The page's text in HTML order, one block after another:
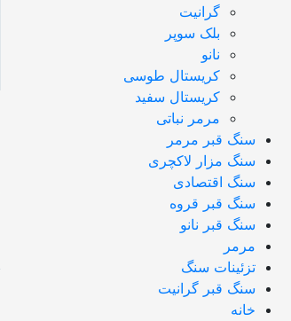
گرانیت
بلک سوپر
نانو
کریستال طوسی
کریستال سفید
مرمر نباتی
سنگ قبر مرمر
سنگ مزار لاکچری
سنگ اقتصادی
سنگ قبر قروه
سنگ قبر نانو
مرمر
تزئینات سنگ
سنگ قبر گرانیت
خانه